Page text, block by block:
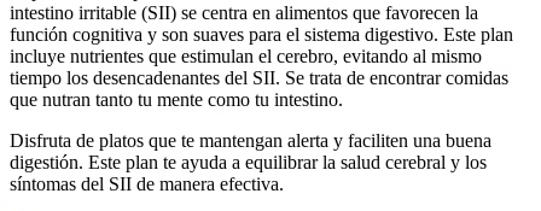
intestino irritable (SII) se centra en alimentos que favorecen la
función cognitiva y son suaves para el sistema digestivo. Este plan
incluye nutrientes que estimulan el cerebro, evitando al mismo
tiempo los desencadenantes del SII. Se trata de encontrar comidas
que nutran tanto tu mente como tu intestino.
Disfruta de platos que te mantengan alerta y faciliten una buena
digestión. Este plan te ayuda a equilibrar la salud cerebral y los
síntomas del SII de manera efectiva.